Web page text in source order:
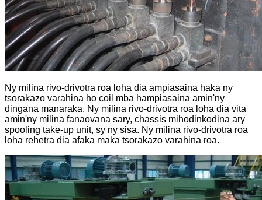
Ny milina rivo-drivotra roa loha dia ampiasaina haka ny
tsorakazo varahina ho coil mba hampiasaina amin'ny
dingana manaraka. Ny milina rivo-drivotra roa loha dia vita
amin'ny milina fanaovana sary, chassis mihodinkodina ary
spooling take-up unit, sy ny sisa. Ny milina rivo-drivotra roa
loha rehetra dia afaka maka tsorakazo varahina roa.